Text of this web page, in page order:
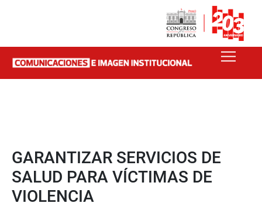
GARANTIZAR SERVICIOS DE
SALUD PARA VÍCTIMAS DE
VIOLENCIA